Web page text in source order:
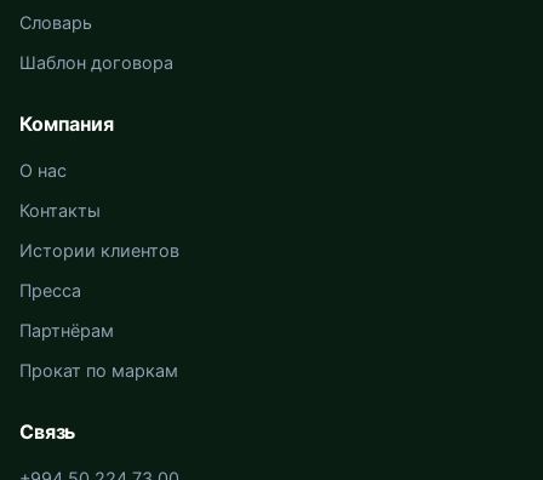
Словарь
Шаблон договора
Компания
О нас
Контакты
Истории клиентов
Пресса
Партнёрам
Прокат по маркам
Связь